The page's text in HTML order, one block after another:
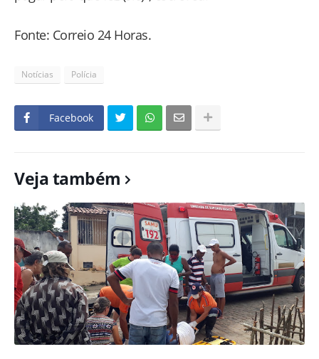
Fonte: Correio 24 Horas.
Notícias Polícia
Facebook
Veja também